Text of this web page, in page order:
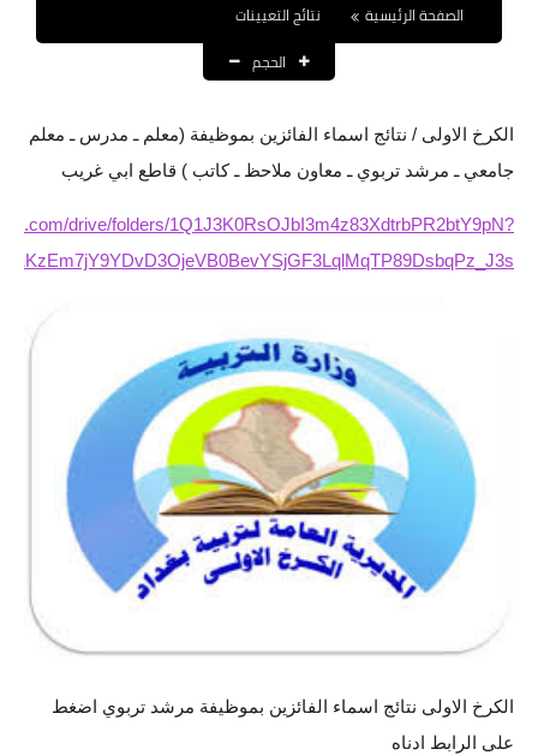
نتائج التعيينات
العقود والاجور اليومية
الرواتب والقروض
القروض والسلف
قطع الاراضي
اخبار العراق
الاخبار السياسية
الاخبار الامنية
الاخبار الاقتصادية
المدارس
الصفحة الرئيسية
نتائج التعيينات
الحجم
الكرخ الاولى / نتائج اسماء الفائزين بموظيفة (معلم ـ مدرس ـ معلم
جامعي ـ مرشد تربوي ـ معاون ملاحظ ـ كاتب ) قاطع ابي غريب
drive/folders/1Q1J3K0RsOJbI3m4z83XdtrbPR2btY9pN?
الكرخ الاولى نتائج اسماء الفائزين بموظيفة مرشد تربوي اضغط
على الرابط ادناه